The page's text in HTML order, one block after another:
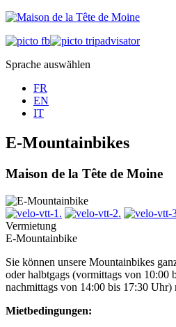
Sprache auswählen
FR
EN
IT
E-Mountainbikes
Maison de la Tête de Moine
Vermietung
E-Mountainbike
Sie können unsere Mountainbikes
oder halbtgags (vormittags von 10:00
nachmittags von 14:00 bis 17:30 Uhr)
Mietbedingungen: